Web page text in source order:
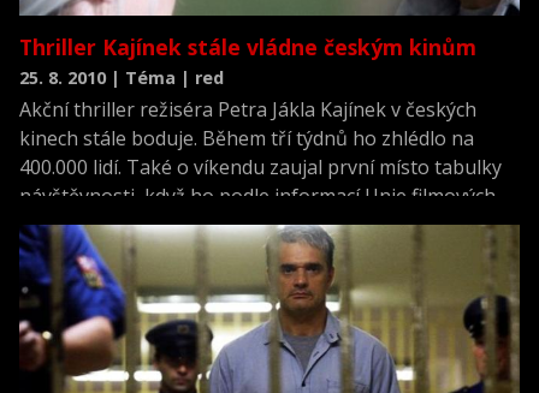
Thriller Kajínek stále vládne českým kinům
25. 8. 2010 | Téma | red
Akční thriller režiséra Petra Jákla Kajínek v českých
kinech stále boduje. Během tří týdnů ho zhlédlo na
400.000 lidí. Také o víkendu zaujal první místo tabulky
návštěvnosti, když ho podle informací Unie filmových
distributorů vidělo 54.000 lidí.